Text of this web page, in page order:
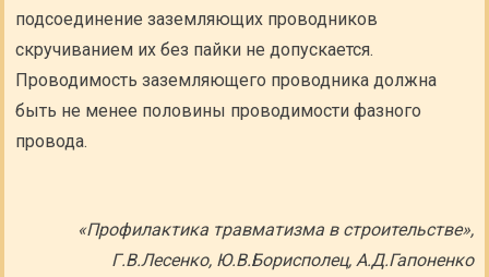
подсоединение заземляющих проводников
скручиванием их без пайки не допускается.
Проводимость заземляющего проводника должна
быть не менее половины проводимости фазного
провода.
«Профилактика травматизма в строительстве»,
Г.В.Лесенко, Ю.В.Борисполец, А.Д.Гапоненко